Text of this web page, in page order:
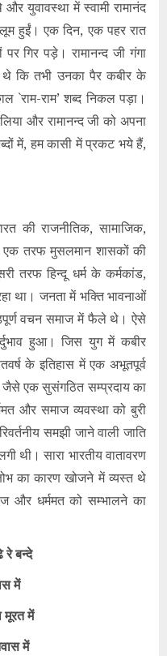
युवावस्था में स्वामी रामानंद
हुईं। एक दिन, एक पहर रात
गिर पड़े। रामानन्द जी गंगा
कि तभी उनका पैर कबीर के
राम’ शब्द निकल पड़ा।
और रामानन्द जी को अपना
में, हम कासी में प्रकट भये हैं,
की राजनीतिक, सामाजिक,
एक तरफ मुसलमान शासकों की
तरफ हिन्दू धर्म के कर्मकांड,
था। जनता में भक्ति भावनाओं
वचन समाज में फैले थे। ऐसे
हुआ। जिस युग में कबीर
के इतिहास में एक अभूतपूर्व
एक सुसंगठित सम्प्रदाय का
और समाज व्यवस्था को बुरी
समझी जाने वाली जाति
थी। सारा भारतीय वातावरण
का कारण खोजने में व्यस्त थे
और धर्ममत को सम्भालने का
रे बन्दे
में
मूरत में
में